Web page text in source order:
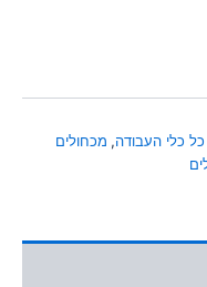
כל כלי העבודה, מכחולים